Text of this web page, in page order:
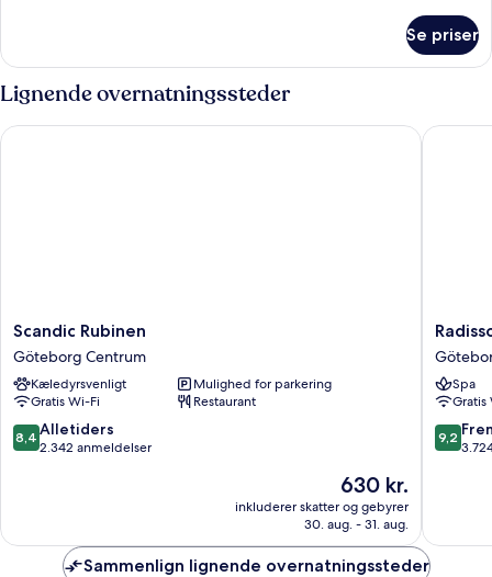
Queen
Room
Se priser
Lignende overnatningssteder
Scandic
Rubinen
Göteborg
Centrum
Scandic Rubinen
Göteborg Centrum
Kæledyrsvenligt
Mulighed for parkering
Gratis Wi-Fi
Restaurant
8.4
ud
anmeldelser
8,4 Alletiders
2.342 anmeldelser
Prisen
630 kr.
630 kr.
inkluderer skatter og gebyrer
30. aug. - 31. aug.
Scandic Rubinen
Blu
Hotel
Spa
Gratis
9.2
ud
9,2
Sammenlign lignende overnatningssteder